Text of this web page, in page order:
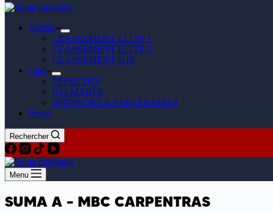
Matchs
CLASSEMENT ÉLITE 1
CLASSEMENT ÉLITE 2
CLASSEMENT U18
Club
EFFECTIFS
PALMARÈS
SPONSORS & PARTENAIRES
Presse
Rechercher
Menu
SUMA A – MBC CARPENTRAS